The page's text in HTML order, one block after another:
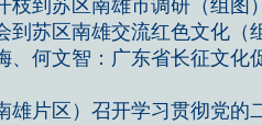
枝到苏区南雄市调研（组图
到苏区南雄交流红色文化（
、何文智：广东省长征文化
雄片区）召开学习贯彻党的